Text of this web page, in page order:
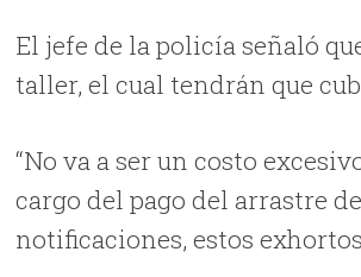
El jefe de la policía señaló
taller, el cual tendrán que
“No va a ser un costo
cargo del pago del arrastre
notificaciones, estos